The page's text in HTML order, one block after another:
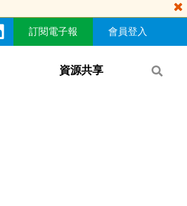
訂閱電子報 會員登入
資源共享​